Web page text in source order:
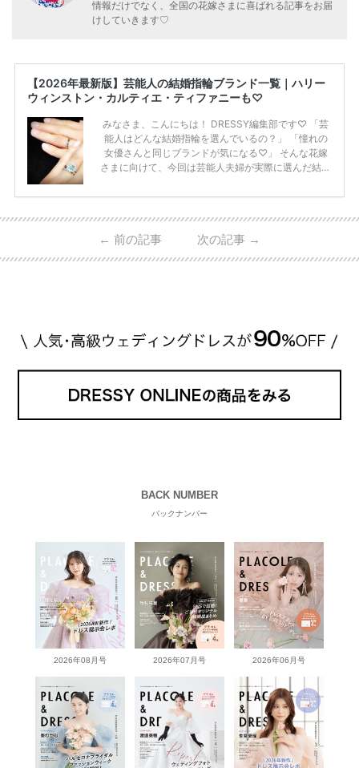
情報だけでなく、全国の花嫁さまに喜ばれる記事をお届
けしていきます♡
【2026年最新版】芸能人の結婚指輪ブランド一覧｜ハリー
ウィンストン・カルティエ・ティファニーも♡
みなさま、こんにちは！ DRESSY編集部です♡ 「芸
能人はどんな結婚指輪を選んでいるの？」 「憧れの
女優さんと同じブランドが気になる♡」 そんな花嫁
さまに向けて、今回は芸能人夫婦が実際に選んだ結婚
ーウィンストンやカルティエ、ティファニーなど世界
日本で人気のブランドまで幅広くご紹介。 さらに、
・愛用している芸能人夫婦 ・リングの特徴や魅力 ・
← 前の記事 次の記事 →
BACK NUMBER
バックナンバー
2026年08月号 2026年07月号 2026年06月号